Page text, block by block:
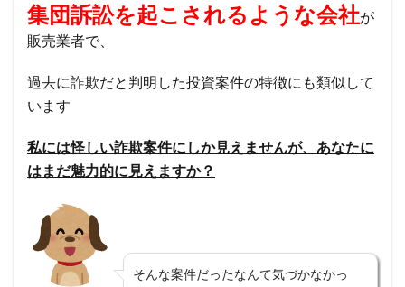
集団訴訟を起こされるような会社が
販売業者で、
過去に詐欺だと判明した投資案件の特徴にも類似して
います
私には怪しい詐欺案件にしか見えませんが、あなたに
はまだ魅力的に見えますか？
そんな案件だったなんて気づかなかっ